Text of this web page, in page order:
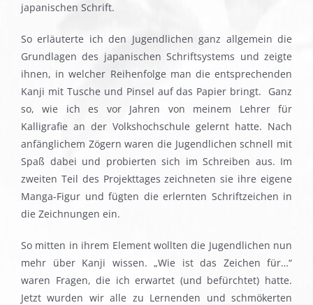
japanischen Schrift.
So erläuterte ich den Jugendlichen ganz allgemein die
Grundlagen des japanischen Schriftsystems und zeigte
ihnen, in welcher Reihenfolge man die entsprechenden
Kanji mit Tusche und Pinsel auf das Papier bringt. Ganz
so, wie ich es vor Jahren von meinem Lehrer für
Kalligrafie an der Volkshochschule gelernt hatte. Nach
anfänglichem Zögern waren die Jugendlichen schnell mit
Spaß dabei und probierten sich im Schreiben aus. Im
zweiten Teil des Projekttages zeichneten sie ihre eigene
Manga-Figur und fügten die erlernten Schriftzeichen in
die Zeichnungen ein.
So mitten in ihrem Element wollten die Jugendlichen nun
mehr über Kanji wissen. „Wie ist das Zeichen für…“
waren Fragen, die ich erwartet (und befürchtet) hatte.
Jetzt wurden wir alle zu Lernenden und schmökerten